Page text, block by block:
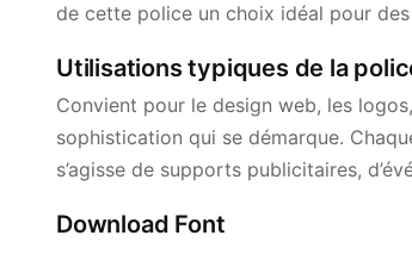
de cette police un choix idéal pour
Utilisations typiques de la
Convient pour le design web, les
sophistication qui se démarque.
s’agisse de supports publicitaires,
Download Font